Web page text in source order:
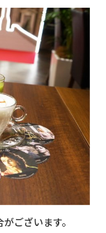
ございます。